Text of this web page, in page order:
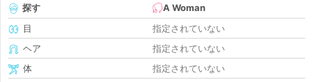
探す
A Woman
目
指定されていない
ヘア
指定されていない
体
指定されていない